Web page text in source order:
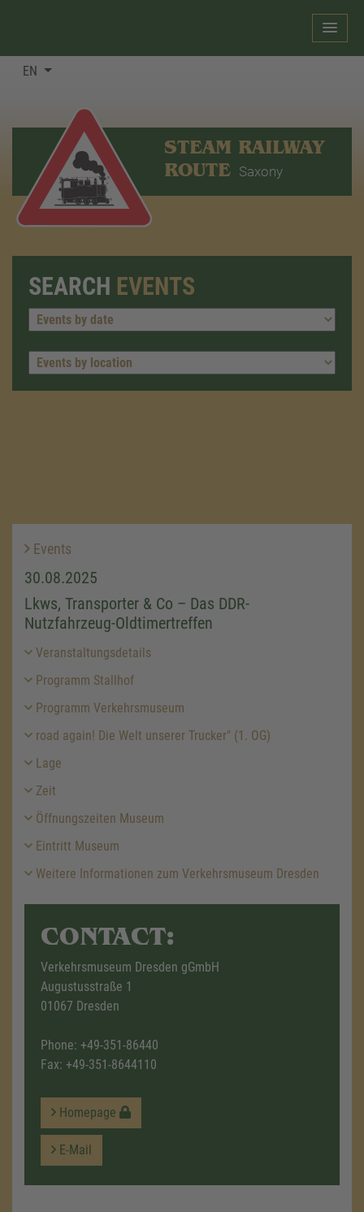
EN
STEAM RAILWAY
ROUTE Saxony
SEARCH EVENTS
Events
30.08.2025
Lkws, Transporter & Co – Das DDR-
Nutzfahrzeug-Oldtimertreffen
Veranstaltungsdetails
Programm Stallhof
Programm Verkehrsmuseum
road again! Die Welt unserer Trucker" (1. OG)
Lage
Zeit
Öffnungszeiten Museum
Eintritt Museum
Weitere Informationen zum Verkehrsmuseum Dresden
CONTACT:
Verkehrsmuseum Dresden gGmbH
Augustusstraße 1
01067 Dresden
Phone: +49-351-86440
Fax: +49-351-8644110
Homepage
E-Mail